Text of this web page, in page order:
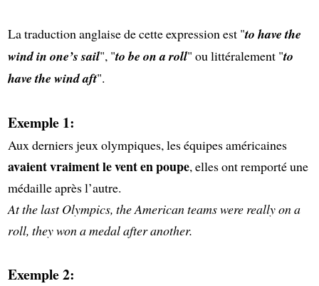
La traduction anglaise de cette expression est "to have the
wind in one’s sail", "to be on a roll" ou littéralement "to
have the wind aft".
Exemple 1:
Aux derniers jeux olympiques, les équipes américaines
avaient vraiment le vent en poupe, elles ont remporté une
médaille après l’autre.
At the last Olympics, the American teams were really on a
roll, they won a medal after another.
Exemple 2: